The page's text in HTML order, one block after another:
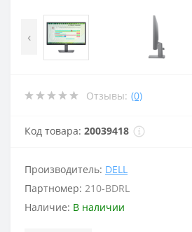
‹
Отзывы: (0)
Код товара: 20039418
Производитель: DELL
Партномер: 210-BDRL
Наличие: В наличии